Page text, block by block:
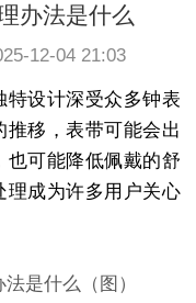
办法是什么
12-04 21:03
设计深受众多钟表
移，表带可能会出
也可能降低佩戴的舒
理成为许多用户关心